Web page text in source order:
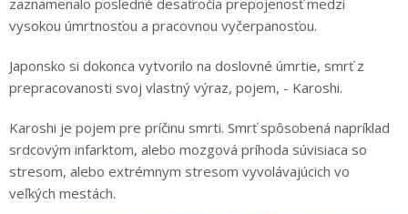
vysokou úmrtnosťou a pracovnou vyčerpanosťou.
Japonsko si dokonca vytvorilo na doslovné úmrtie, smrť z
prepracovanosti svoj vlastný výraz, pojem, - Karoshi.
Karoshi je pojem pre príčinu smrti. Smrť spôsobená napríklad
srdcovým infarktom, alebo mozgová príhoda súvisiaca so
stresom, alebo extrémnym stresom vyvolávajúcich vo
veľkých mestách.